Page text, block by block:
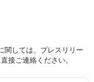
関しては、プレスリリー
接ご連絡ください。